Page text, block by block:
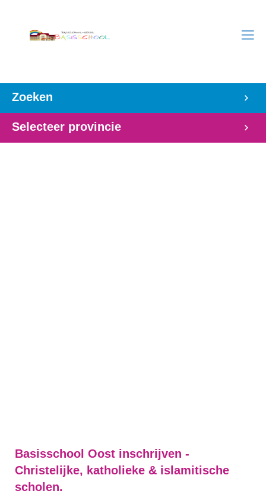
Zoeken
Selecteer provincie
Basisschool Oost inschrijven -
Christelijke, katholieke & islamitische
scholen.